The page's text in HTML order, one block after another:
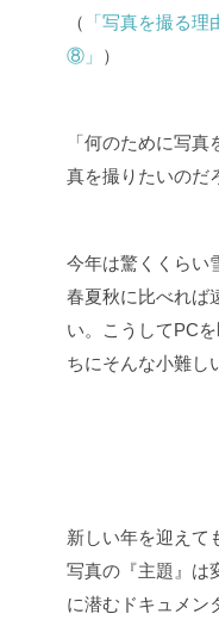
（
「写真を撮る理
⑧」
）
「何のために写
真を撮りたいのだ
今年は驚くくらい
春夏秋に比べれば
い。こうしてPC
ちにそんな小難し
新しい年を迎えて
写真の『主題』は
に潜むドキュメン